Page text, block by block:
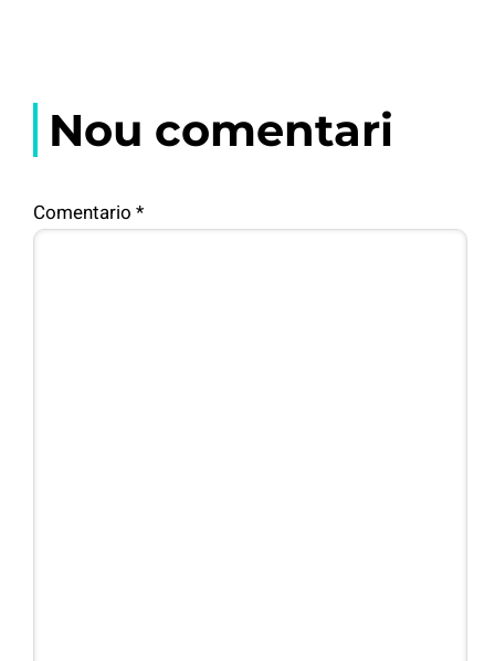
Nou comentari
Comentario *